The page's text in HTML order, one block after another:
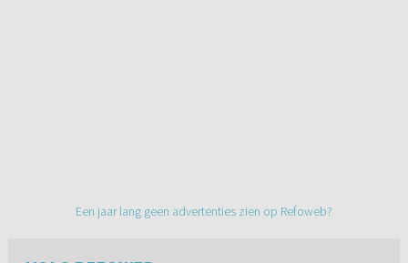
Een jaar lang geen advertenties zien op Refoweb?